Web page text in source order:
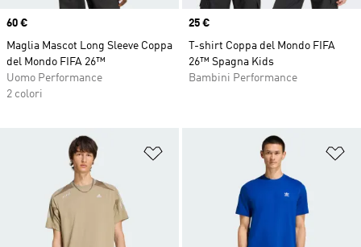
Price
60 €
Maglia Mascot Long Sleeve Coppa
del Mondo FIFA 26™
Uomo Performance
2 colori
Price
25 €
T-shirt Coppa del Mondo FIFA
26™ Spagna Kids
Bambini Performance
Aggiungi alla lista dei desideri